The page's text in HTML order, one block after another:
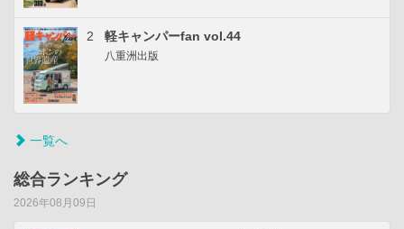
2 軽キャンパーfan vol.44
八重洲出版
一覧へ
総合ランキング
2026年08月09日